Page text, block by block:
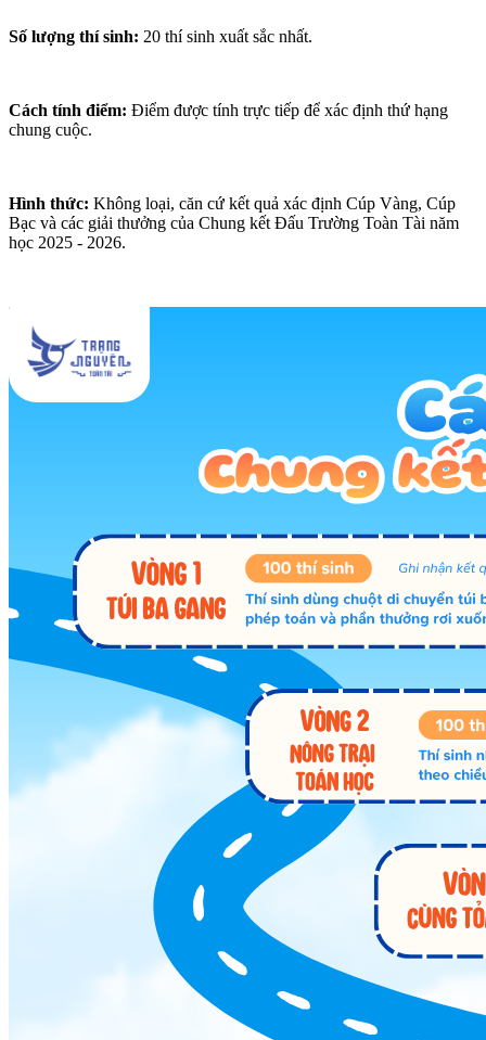
Số lượng thí sinh: 20 thí sinh xuất sắc nhất.
Cách tính điểm: Điểm được tính trực tiếp để xác định thứ hạng
chung cuộc.
Hình thức: Không loại, căn cứ kết quả xác định Cúp Vàng, Cúp
Bạc và các giải thưởng của Chung kết Đấu Trường Toàn Tài năm
học 2025 - 2026.